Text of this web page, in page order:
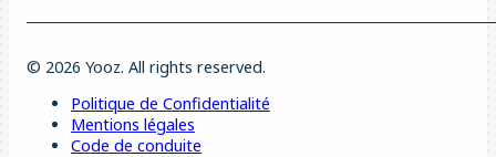
© 2026 Yooz. All rights reserved.
Politique de Confidentialité
Mentions légales
Code de conduite